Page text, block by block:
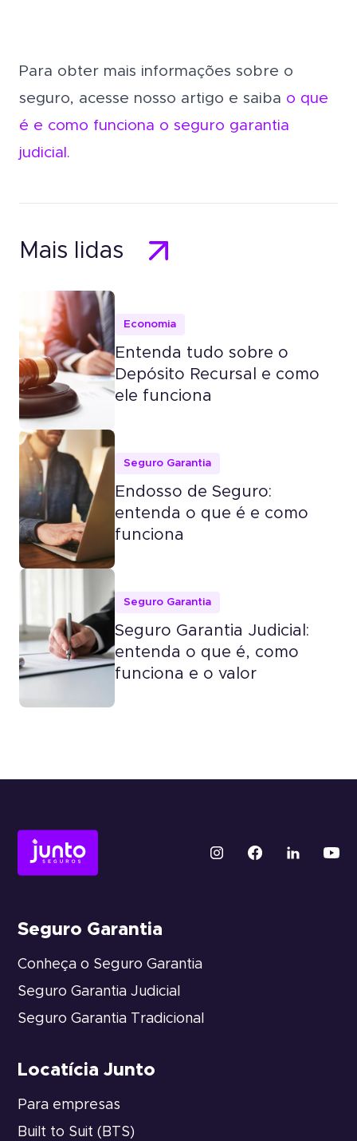
Para obter mais informações sobre o
seguro, acesse nosso artigo e saiba o que
é e como funciona o seguro garantia
judicial.
Mais lidas
Economia
Entenda tudo sobre o
Depósito Recursal e como
ele funciona
Seguro Garantia
Endosso de Seguro:
entenda o que é e como
funciona
Seguro Garantia
Seguro Garantia Judicial:
entenda o que é, como
funciona e o valor
Seguro Garantia
Conheça o Seguro Garantia
Seguro Garantia Judicial
Seguro Garantia Tradicional
Locatícia Junto
Para empresas
Built to Suit (BTS)